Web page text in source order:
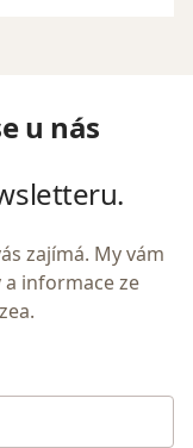
u nás
zajímá. My vám
informace ze